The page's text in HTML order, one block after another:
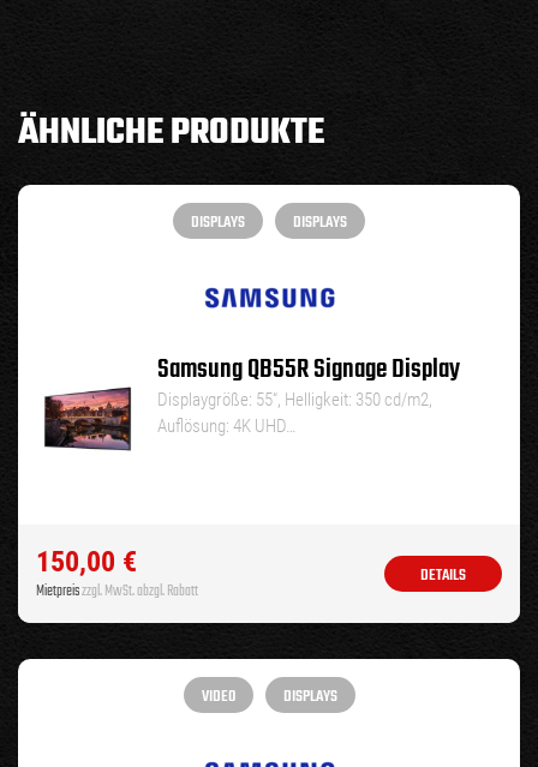
ÄHNLICHE PRODUKTE
DISPLAYS DISPLAYS
Samsung QB55R Signage Display
Displaygröße: 55“, Helligkeit: 350 cd/m2,
Auflösung: 4K UHD…
150,00 €
Mietpreiszzgl. MwSt. abzgl. Rabatt
DETAILS
VIDEO DISPLAYS